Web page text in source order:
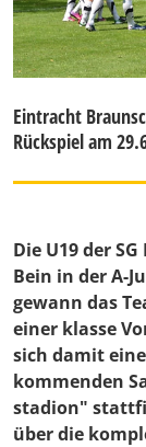
Eintracht
Rückspiel am
Die U19 der
Bein in der A-
gewann das
einer klasse
sich damit
kommenden
stadion"
über die